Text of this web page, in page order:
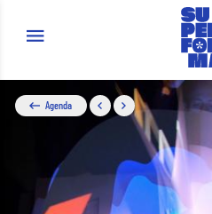
Aller au
Agenda